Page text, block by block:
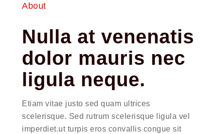
About
Nulla at venenatis
dolor mauris nec
ligula neque.
Etiam vitae justo sed quam ultrices
scelerisque. Sed rutrum scelerisque ligula vel
imperdiet.ut turpis eros convallis congue sit